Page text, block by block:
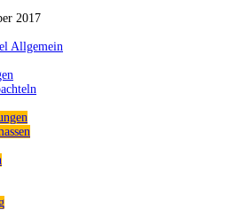
2017
Allgemein